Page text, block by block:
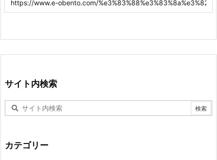
サイト内検索
カテゴリー